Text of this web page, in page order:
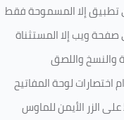
تطبيق إلا المسموحة فقط
ويب إلا المستثناة
والنسخ واللصق
اختصارات لوحة المفاتيح
الزر الأيمن للماوس